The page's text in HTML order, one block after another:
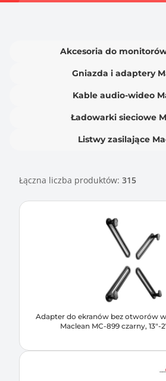
Akcesoria do
Gniazda i adaptery
Kable audio-wideo
Ładowarki sieciowe
Listwy zasilające
Łączna liczba produktów: 315
Adapter do ekranów bez otworów
Maclean MC-899 czarny, 13"-